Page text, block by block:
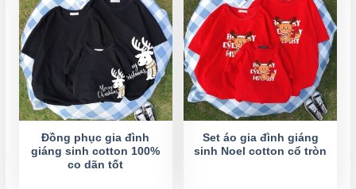
Đồng phục gia đình
giáng sinh cotton 100%
co dãn tốt
Set áo gia đình giáng
sinh Noel cotton cổ tròn